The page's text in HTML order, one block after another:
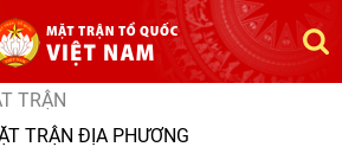
TRẬN
TRẬN ĐỊA PHƯƠNG